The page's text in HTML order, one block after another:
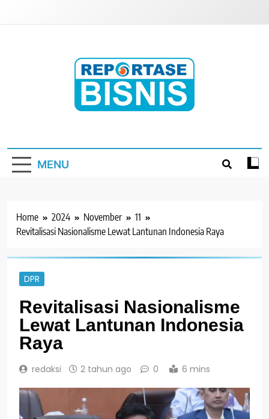
MENU
Home 2024 November
11
Revitalisasi Nasionalisme Lewat Lantunan Indonesia Raya
DPR
Revitalisasi Nasionalisme
Lewat Lantunan Indonesia
Raya
redaksi 2 tahun ago 0 6 mins